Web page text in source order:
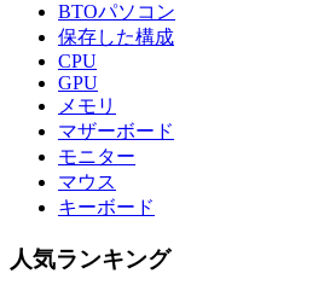
BTOパソコン
保存した構成
CPU
GPU
メモリ
マザーボード
モニター
マウス
キーボード
人気ランキング